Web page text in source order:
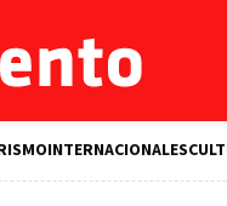
INTERNACIONALES